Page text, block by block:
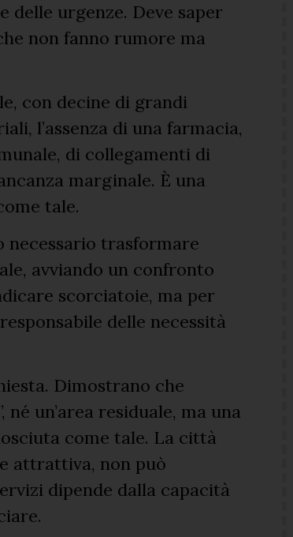
delle urgenze. Deve saper
non fanno rumore ma
con decine di grandi
l’assenza di una farmacia,
di collegamenti di
marginale. È una
tale.
necessario trasformare
avviando un confronto
scorciatoie, ma per
delle necessità
Dimostrano che
un’area residuale, ma una
come tale. La città
attrattiva, non può
dipende dalla capacità